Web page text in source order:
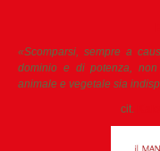
«Scomparsi, sempre a
dominio e di potenza,
animale e vegetale sia
cit.